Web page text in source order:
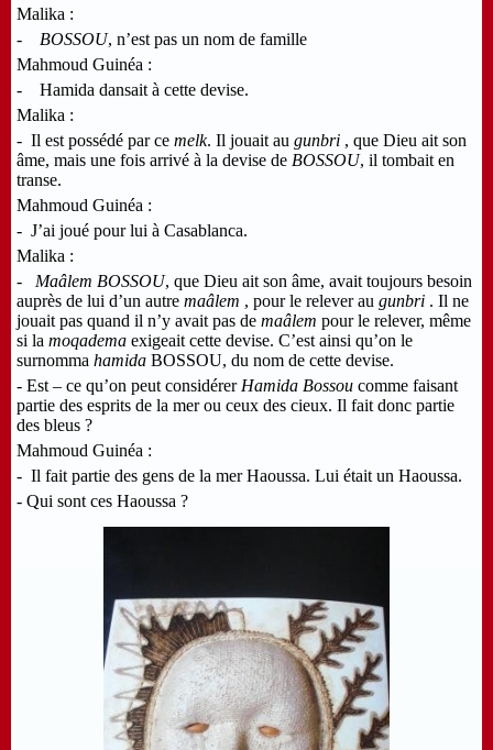
Malika :
- BOSSOU, n’est pas un nom de famille
Mahmoud Guinéa :
- Hamida dansait à cette devise.
Malika :
- Il est possédé par ce melk. Il jouait au gunbri , que Dieu ait son
âme, mais une fois arrivé à la devise de BOSSOU, il tombait en
transe.
Mahmoud Guinéa :
- J’ai joué pour lui à Casablanca.
Malika :
- Maâlem BOSSOU, que Dieu ait son âme, avait toujours besoin
auprès de lui d’un autre maâlem , pour le relever au gunbri . Il ne
jouait pas quand il n’y avait pas de maâlem pour le relever, même
si la moqadema exigeait cette devise. C’est ainsi qu’on le
surnomma hamida BOSSOU, du nom de cette devise.
- Est – ce qu’on peut considérer Hamida Bossou comme faisant
partie des esprits de la mer ou ceux des cieux. Il fait donc partie
des bleus ?
Mahmoud Guinéa :
- Il fait partie des gens de la mer Haoussa. Lui était un Haoussa.
- Qui sont ces Haoussa ?